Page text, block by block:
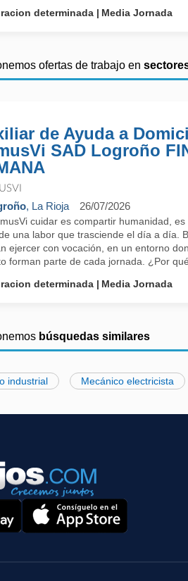
determinada
Media Jornada
ofertas de trabajo en
de Ayuda a
SAD Logroño
, La Rioja 26/07/2026
cuidar es compartir humanidad,
una labor que trasciende el día a día.
ejercer con vocación, en un entorno
forman parte de cada jornada. ¿Por qué
determinada
Media Jornada
búsquedas similares
industrial Mecánico electricista